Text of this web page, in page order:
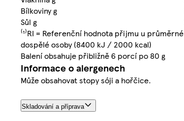
Bílkoviny g
Sůl g
⁽¹⁾RI = Referenční hodnota přijmu u průměrné
dospělé osoby (8400 kJ / 2000 kcal)
Balení obsahuje přibližně 6 porcí po 80 g
Informace o alergenech
Může obsahovat stopy sóji a hořčice.
Skladování a příprava